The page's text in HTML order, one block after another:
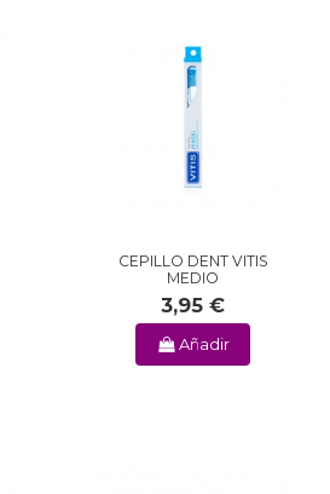
CEPILLO DENT VITIS
MEDIO
3,95 €
Añadir